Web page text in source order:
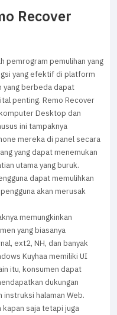
Recover
pemrogram pemulihan yang
yang efektif di platform
yang berbeda dapat
penting. Remo Recover
Desktop dan
ini tampaknya
mereka di panel secara
yang dapat menemukan
utama yang buruk.
dapat memulihkan
akan merusak
memungkinkan
yang biasanya
ext2, NH, dan banyak
Kuyhaa memiliki UI
itu, konsumen dapat
dukungan
halaman Web.
saja tetapi juga